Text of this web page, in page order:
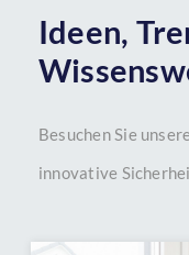
Ideen,
Besuchen Sie
innovative